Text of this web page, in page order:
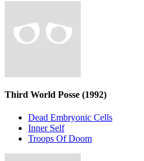
Third World Posse (1992)
Dead Embryonic Cells
Inner Self
Troops Of Doom